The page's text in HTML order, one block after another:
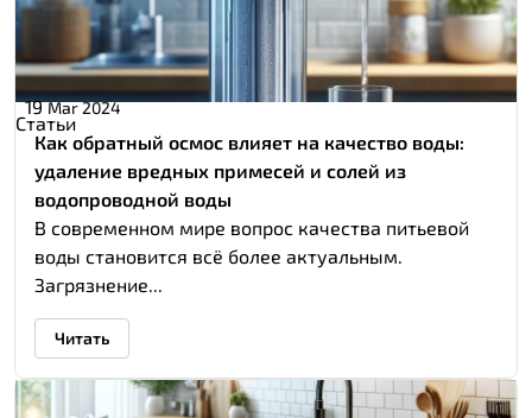
19 Mar 2024
Статьи
Как обратный осмос влияет на качество воды:
удаление вредных примесей и солей из
водопроводной воды
В современном мире вопрос качества питьевой
воды становится всё более актуальным.
Загрязнение...
Читать